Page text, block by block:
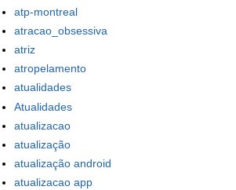
atp-montreal
atracao_obsessiva
atriz
atropelamento
atualidades
Atualidades
atualizacao
atualização
atualização android
atualizacao app